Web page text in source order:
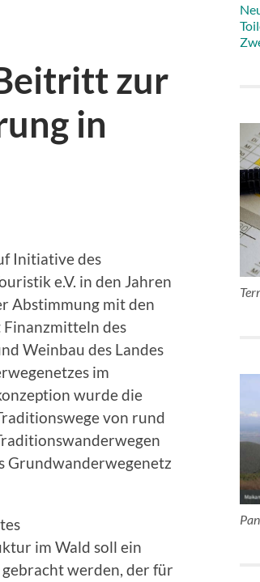
zur
in
Initiative des
e.V. in den Jahren
Abstimmung mit den
des
Weinbau des Landes
im
wurde die
von rund
Grundwanderwegenetz
im Wald soll ein
werden, der für